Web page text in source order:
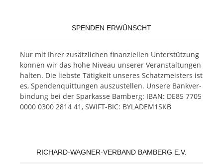
SPENDEN ERWÜNSCHT
Nur mit Ih­rer zu­sätz­li­chen fi­nan­zi­el­len Un­ter­stüt­zung
kön­nen wir das hohe Ni­veau un­se­rer Ver­an­stal­tun­gen
hal­ten. Die liebs­te Tä­tig­keit un­se­res Schatz­meis­ters ist
es, Spen­den­quit­tun­gen aus­zu­stel­len. Un­se­re Bank­ver­
bin­dung bei der Spar­kas­se Bam­berg: IBAN: DE85 7705
0000 0300 2814 41, SWIFT-BIC: BYLADEM1SKB
RICHARD-WAGNER-VERBAND BAMBERG E.V.